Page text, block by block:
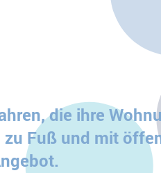
die ihre
Fuß und mit